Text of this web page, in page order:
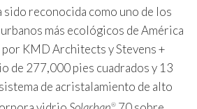
sido reconocida como uno de los
más ecológicos de América
KMD Architects y Stevens +
de 277,000 pies cuadrados y 13
de acristalamiento de alto
®